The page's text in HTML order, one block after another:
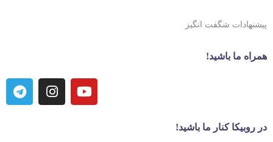
پیشنهادات شگفت انگیز
همراه ما باشید!
در روبیکا کنار ما باشید!